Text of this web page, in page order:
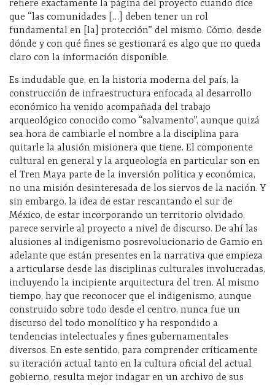
refiere exactamente la página del proyecto cuando dice
que “las comunidades […] deben tener un rol
fundamental en [la] protección” del mismo. Cómo, desde
dónde y con qué fines se gestionará es algo que no queda
claro con la información disponible.
Es indudable que, en la historia moderna del país, la
construcción de infraestructura enfocada al desarrollo
económico ha venido acompañada del trabajo
arqueológico conocido como “salvamento”, aunque quizá
sea hora de cambiarle el nombre a la disciplina para
quitarle la alusión misionera que tiene. El componente
cultural en general y la arqueología en particular son en
el Tren Maya parte de la inversión política y económica,
no una misión desinteresada de los siervos de la nación. Y
sin embargo, la idea de estar rescantando el sur de
México, de estar incorporando un territorio olvidado,
parece servirle al proyecto a nivel de discurso. De ahí las
alusiones al indigenismo posrevolucionario de Gamio en
adelante que están presentes en la narrativa que empieza
a articularse desde las disciplinas culturales involucradas,
incluyendo la incipiente arquitectura del tren. Al mismo
tiempo, hay que reconocer que el indigenismo, aunque
construido sobre todo desde el centro, nunca fue un
discurso del todo monolítico y ha respondido a
tendencias intelectuales y fines gubernamentales
diversos. En este sentido, para comprender críticamente
su iteración actual tanto en la cultura oficial del actual
gobierno, resulta mejor indagar en un archivo de sus